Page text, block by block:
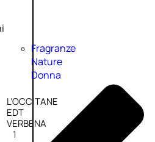
Fragranze
Nature
Donna
L’OCCITANE
EDT
VERBENA
1